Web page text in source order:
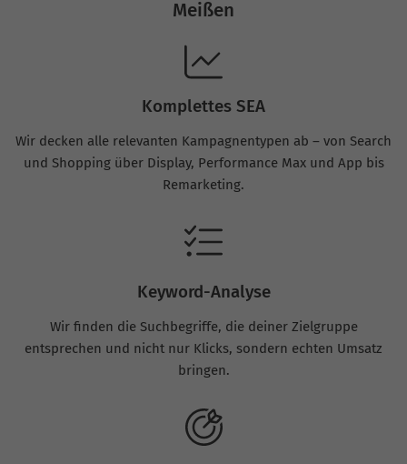
Meißen
Komplettes SEA
Wir decken alle relevanten Kampagnentypen ab – von Search
und Shopping über Display, Performance Max und App bis
Remarketing.
Keyword-Analyse
Wir finden die Suchbegriffe, die deiner Zielgruppe
entsprechen und nicht nur Klicks, sondern echten Umsatz
bringen.